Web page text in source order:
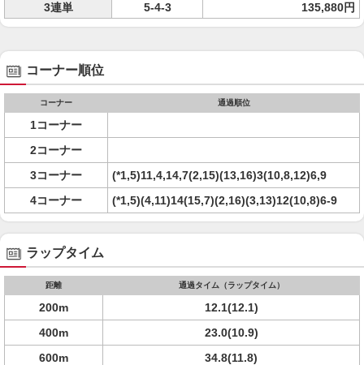
3連単
5-4-3 135,880円
コーナー順位
コーナー 通過順位
1コーナー
2コーナー
3コーナー
(*1,5)11,4,14,7(2,15)(13,16)3(10,8,12)6,9
4コーナー
(*1,5)(4,11)14(15,7)(2,16)(3,13)12(10,8)6-9
ラップタイム
距離 通過タイム（ラップタイム）
200m
12.1(12.1)
400m
23.0(10.9)
600m
34.8(11.8)